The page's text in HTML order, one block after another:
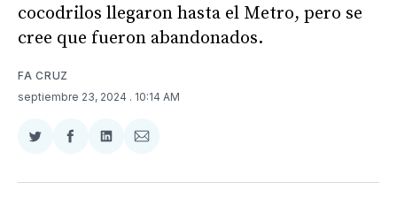
cocodrilos llegaron hasta el Metro, pero se
cree que fueron abandonados.
FA CRUZ
septiembre 23, 2024 . 10:14 AM
Compartir
Twitter
Compartir
Facebook
Compartir
LinkedIn
Compartir
Email